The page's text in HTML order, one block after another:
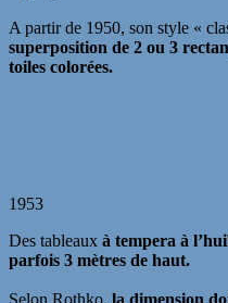
A partir de 1950, son style «
superposition de 2 ou 3
toiles colorées.
1953
Des tableaux à tempera à
parfois 3 mètres de haut.